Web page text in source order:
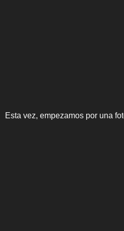
Esta vez, empezamos por una